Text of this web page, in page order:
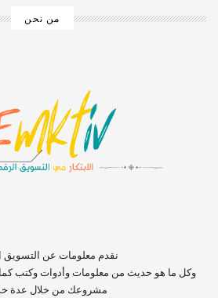
من نحن
‏‏‏‏‏‏‏‏‏‏‏‏‏‏‏‏‏‏‏‏‏‏‏‏‏‏‏‏‏‏‏نقدم معلومات عن التسويق
وكل ما هو حديث من معلومات وأدوات وكتب
مشروعك من خلال عدة